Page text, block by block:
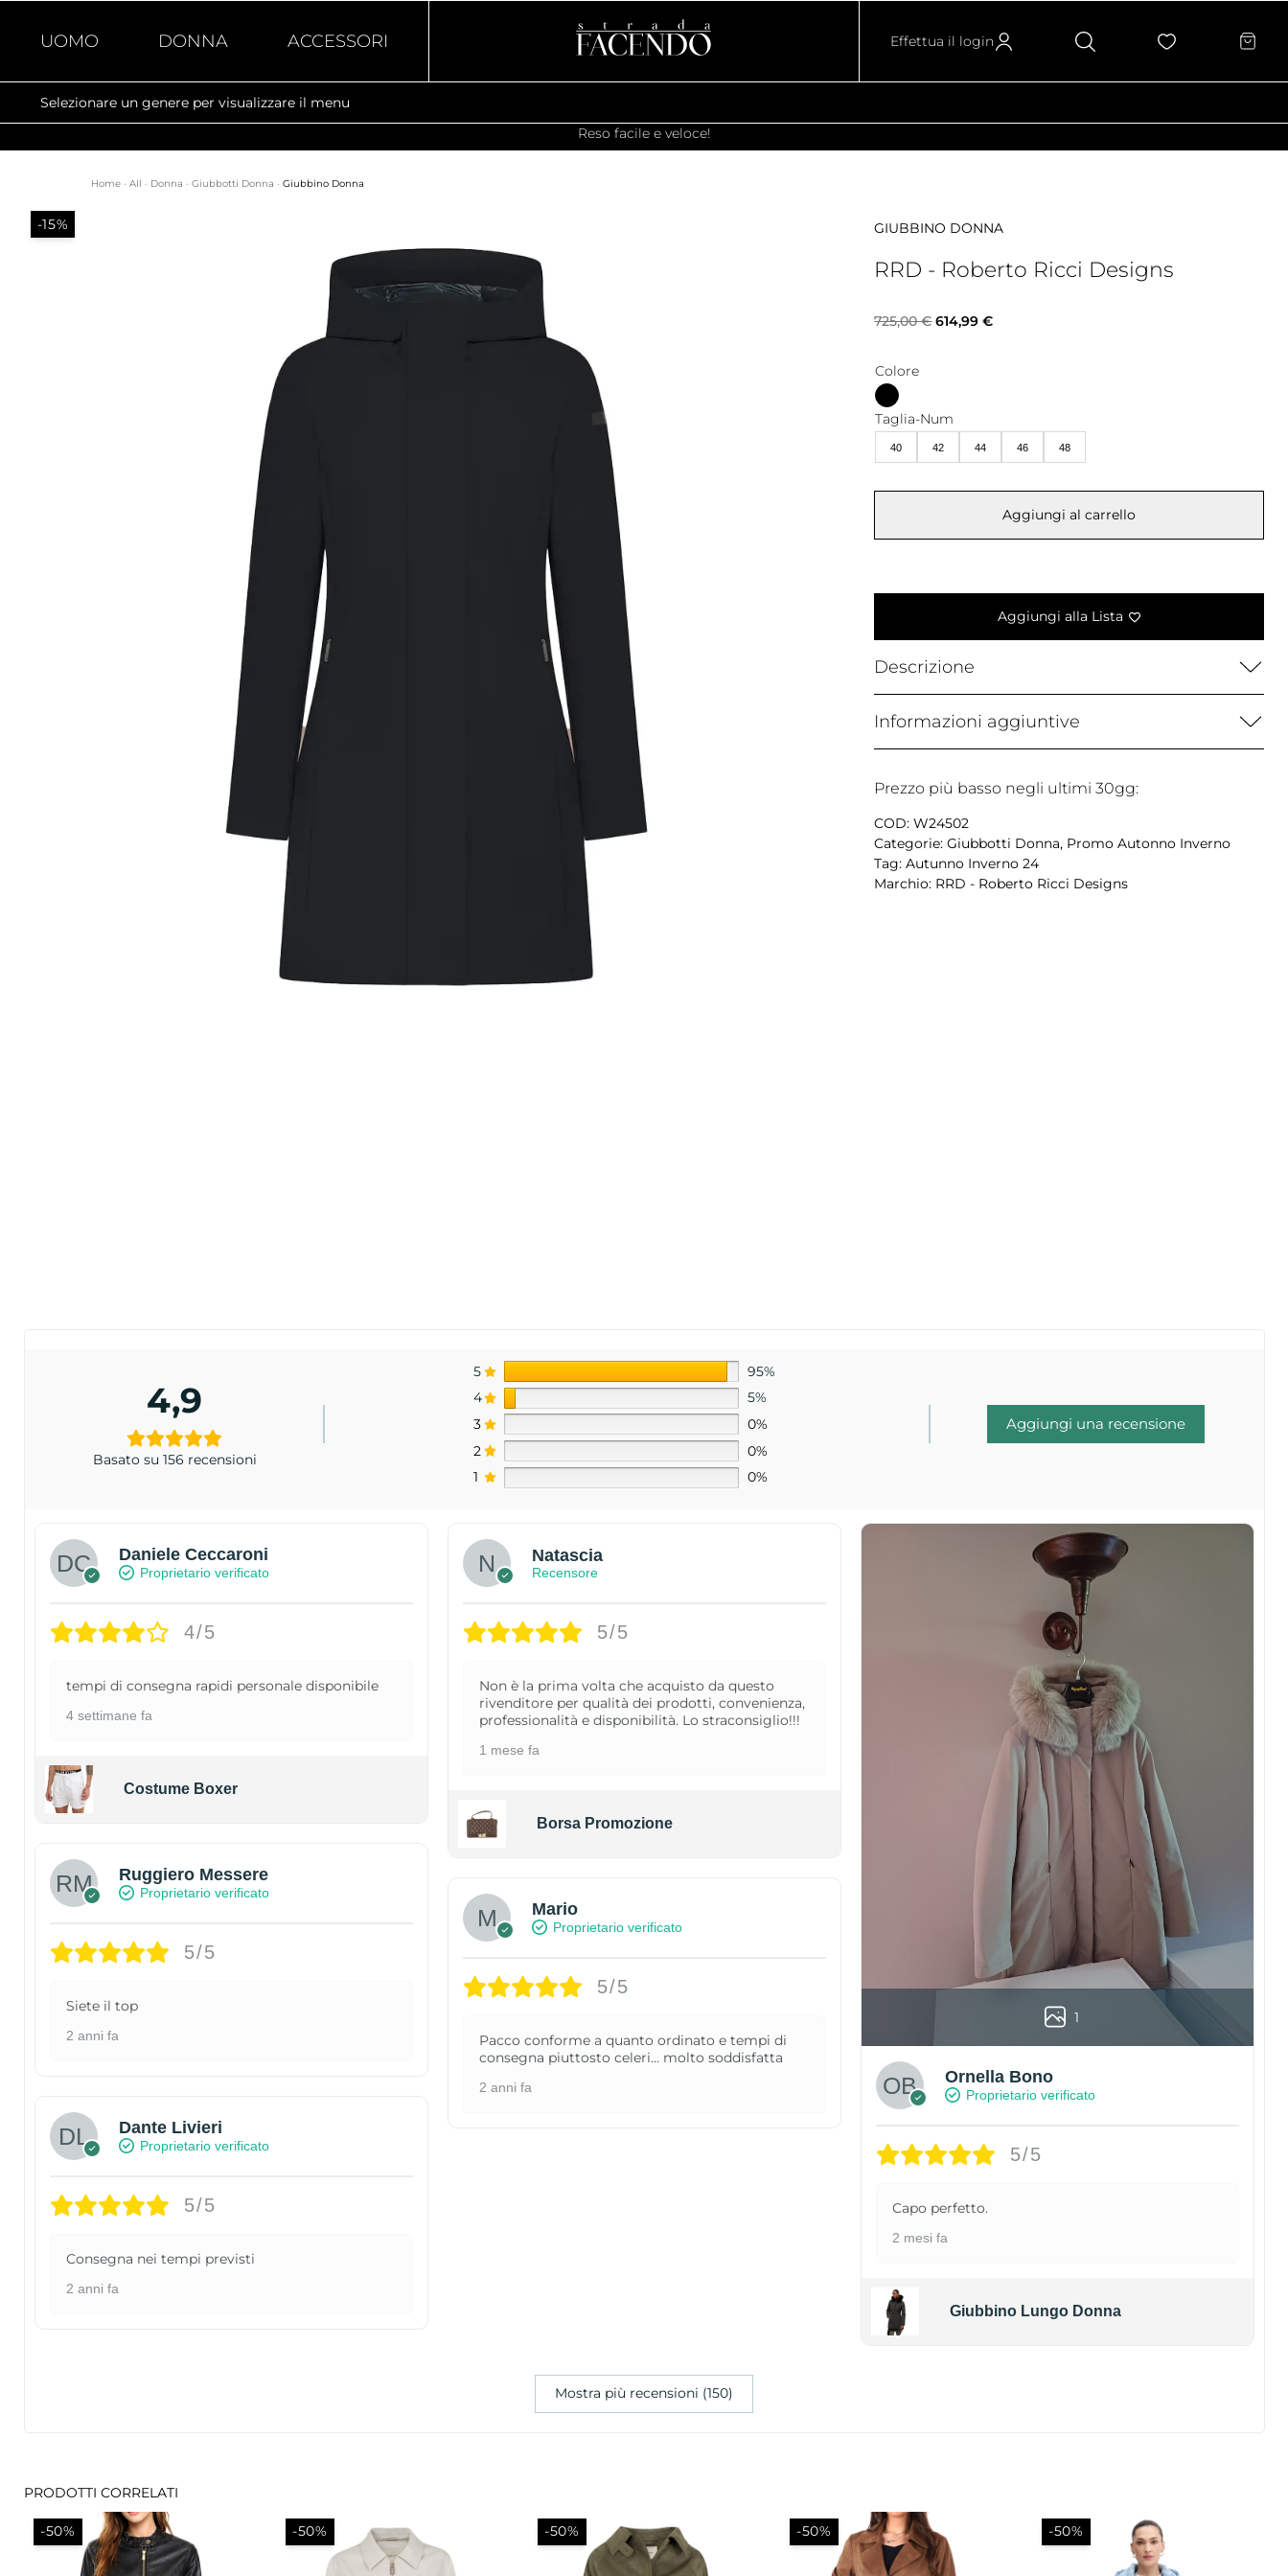
UOMO DONNA ACCESSORI Effettua il login
Selezionare un genere per visualizzare il menu
Reso facile e veloce!
Home · All · Donna · Giubbotti Donna · Giubbino Donna
-15% GIUBBINO DONNA
RRD - Roberto Ricci Designs
725,00€ Il
era:
614,99€Il
è:
Colore
Taglia-Num
40 42 44 46 48
Aggiungi al carrello
Aggiungi alla Lista
Descrizione
Informazioni aggiuntive
Prezzo più basso negli ultimi 30gg:
COD:W24502
Categorie:Giubbotti Donna, Promo Autonno Inverno
Tag:Autunno Inverno 24
Marchio: RRD - Roberto Ricci Designs
4,9
Basato su 156 recensioni
5
95%
4
5%
3
0%
2
0%
1
0%
Aggiungi una recensione
Daniele Ceccaroni
Proprietario verificato
4/5
tempi di consegna rapidi personale disponibile
4 settimane fa
Costume Boxer
Ruggiero Messere
Proprietario verificato
5/5
Siete il top
2 anni fa
Dante Livieri
Proprietario verificato
5/5
Consegna nei tempi previsti
2 anni fa
Natascia
Recensore
5/5
Non è la prima volta che acquisto da questo
rivenditore per qualità dei prodotti, convenienza,
professionalità e disponibilità. Lo straconsiglio!!!
1 mese fa
Borsa Promozione
Mario
Proprietario verificato
5/5
Pacco conforme a quanto ordinato e tempi di
consegna piuttosto celeri... molto soddisfatta
2 anni fa
1
Ornella Bono
Proprietario verificato
5/5
Capo perfetto.
2 mesi fa
Giubbino Lungo Donna
Mostra più recensioni (150)
PRODOTTI CORRELATI
-50% -50% -50% -50% -29%